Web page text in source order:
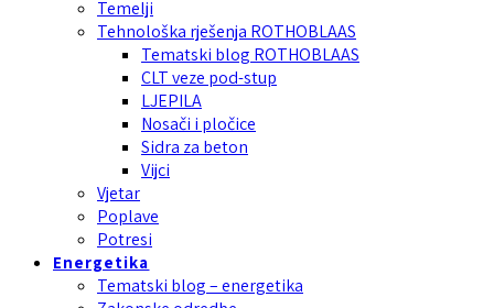
Temelji
Tehnološka rješenja ROTHOBLAAS
Tematski blog ROTHOBLAAS
CLT veze pod-stup
LJEPILA
Nosači i pločice
Sidra za beton
Vijci
Vjetar
Poplave
Potresi
Energetika
Tematski blog – energetika